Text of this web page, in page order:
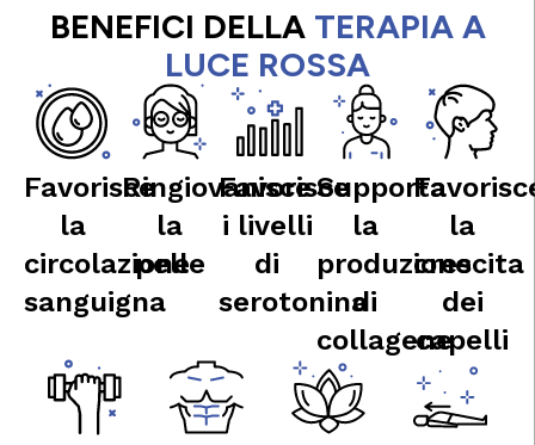
BENEFICI DELLA TERAPIA A
LUCE ROSSA
Favorisce
la
circolazione
sanguigna
Ringiovanisce
la
pelle
Favorisce
i livelli
di
serotonina
Supporta
la
produzione
di
collagene
la
crescita
dei
capelli